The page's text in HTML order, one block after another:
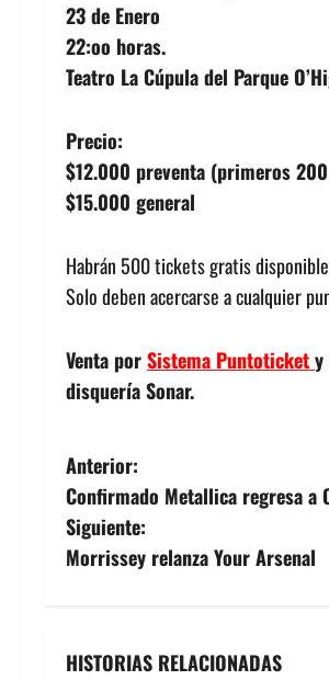
23 de Enero
22:oo horas.
Teatro La Cúpula del Parque
Precio:
$12.000 preventa (primeros
$15.000 general
Habrán 500 tickets gratis
Solo deben acercarse a cualquier
Venta porSistema Puntotickety
disquería Sonar.
N
a
v
g
Anterior:
Confirmado Metallica regresa a
Siguiente:
Morrissey relanza Your Arsenal
HISTORIAS RELACIONADAS